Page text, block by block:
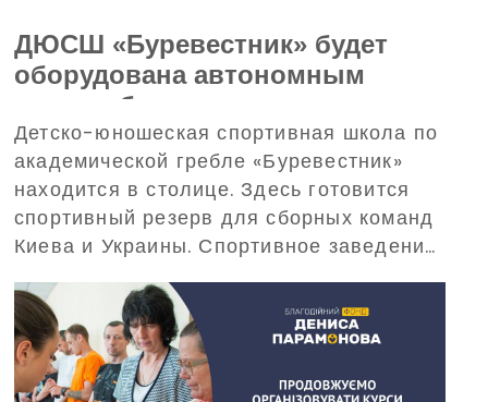
ДЮСШ «Буревестник» будет
оборудована автономным
энергообеспечением – поможет
в этом Благотворительный
фонд Дениса Парамонова
Детско-юношеская спортивная школа по
академической гребле «Буревестник»
находится в столице. Здесь готовится
спортивный резерв для сборных команд
Киева и Украины. Спортивное заведение
электропитания при масштабных
отключениях электроэнергии. С такой
просьбой о помощи в Фонд обратилось
руководство «Буревестника».